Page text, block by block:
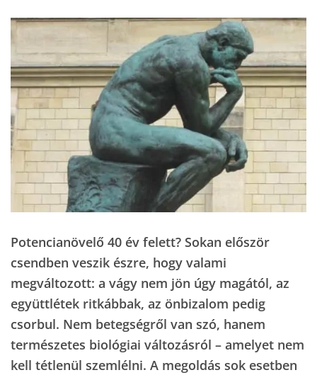
Potencianövelő 40 év felett? Sokan először
csendben veszik észre, hogy valami
megváltozott: a vágy nem jön úgy magától, az
együttlétek ritkábbak, az önbizalom pedig
csorbul. Nem betegségről van szó, hanem
természetes biológiai változásról – amelyet nem
kell tétlenül szemlélni. A megoldás sok esetben